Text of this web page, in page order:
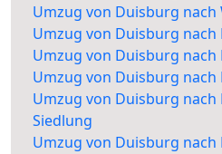
Umzug von Duisburg nach
Umzug von Duisburg
Umzug von Duisburg nach
Umzug von Duisburg
Umzug von Duisburg
Siedlung
Umzug von Duisburg nach